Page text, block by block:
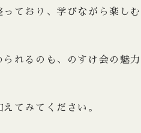
ており、学びながら楽し
れるのも、のすけ会の魅
てみてください。